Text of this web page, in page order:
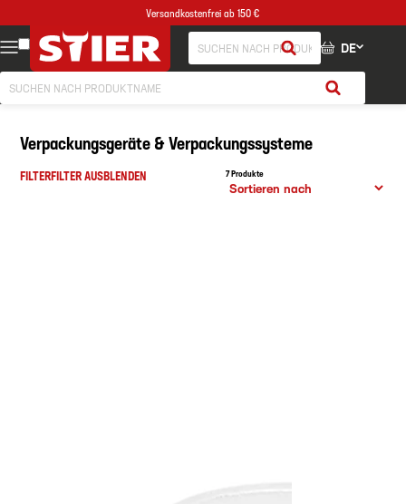
Versandkostenfrei ab 150 €
DE
FILTERFILTER AUSBLENDEN
Verpackungsgeräte & Verpackungssysteme
7 Produkte